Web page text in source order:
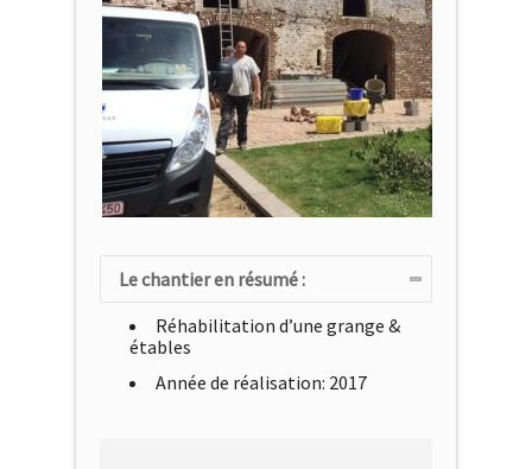
Le chantier en résumé :
Réhabilitation d’une grange &
étables
Année de réalisation: 2017